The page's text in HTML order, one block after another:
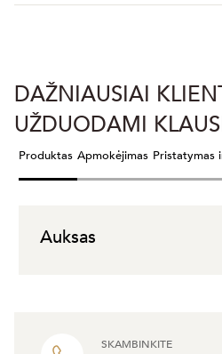
SKAMBINKITE
DAŽNIAUSIAI
UŽDUODAMI
Produktas Apmokėjimas Pristatymas
Auksas